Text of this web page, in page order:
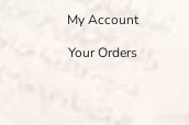
My Account
Your Orders